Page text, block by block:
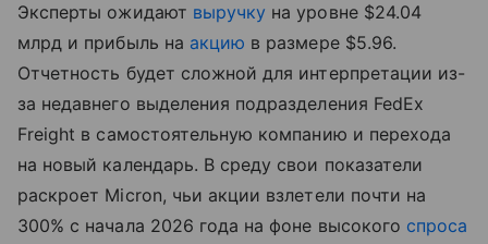
Эксперты ожидают выручку на уровне $24.04
млрд и прибыль на акцию в размере $5.96.
Отчетность будет сложной для интерпретации из-
за недавнего выделения подразделения FedEx
Freight в самостоятельную компанию и перехода
на новый календарь. В среду свои показатели
раскроет Micron, чьи акции взлетели почти на
300% с начала 2026 года на фоне высокого спроса